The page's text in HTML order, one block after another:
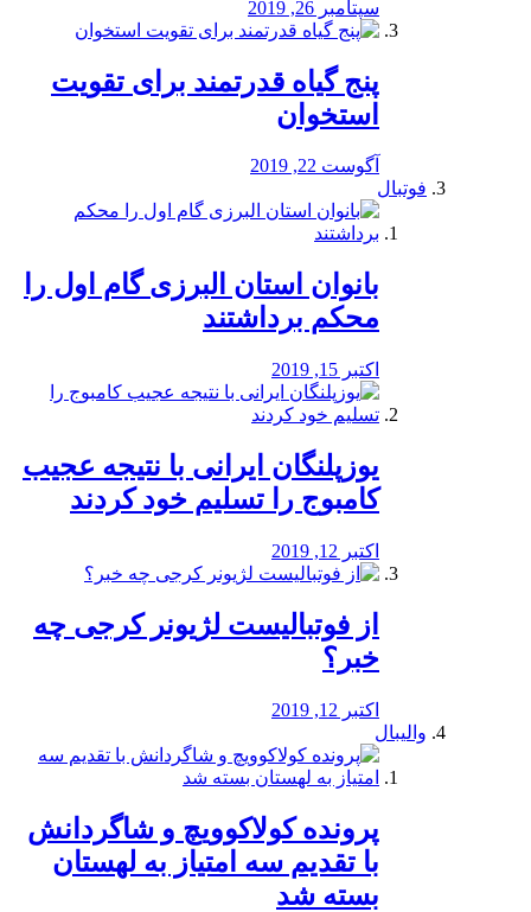
سپتامبر 26, 2019
پنج گیاه قدرتمند برای تقویت
استخوان
آگوست 22, 2019
فوتبال
بانوان استان البرزی گام اول را
محكم برداشتند
اکتبر 15, 2019
یوزپلنگان ایرانی با نتیجه عجیب
کامبوج را تسلیم خود کردند
اکتبر 12, 2019
از فوتبالیست لژیونر کرجی چه
خبر؟
اکتبر 12, 2019
والیبال
پرونده کولاکوویچ و شاگردانش
با تقدیم سه امتیاز به لهستان
بسته شد